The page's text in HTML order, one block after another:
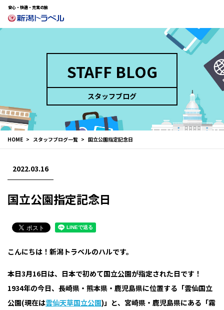
安心・快適・充実の旅
STAFF BLOG
スタッフブログ
HOME スタッフブログ一覧 国立公園指定記念日
2022.03.16
国立公園指定記念日
こんにちは！新潟トラベルのハルです。
本日3月16日は、日本で初めて国立公園が指定された日です！
1934年の今日、長崎県・熊本県・鹿児島県に位置する「雲仙国立
公園(現在は雲仙天草国立公園)」と、宮崎県・鹿児島県にある「霧